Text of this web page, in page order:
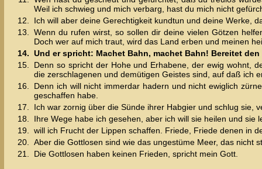
Weil ich schwieg und mich verbarg, hast du mich nicht
12.
Ich will aber deine Gerechtigkeit kundtun und deine Werke,
13.
Wenn du rufen wirst, so sollen dir deine vielen Götzen
Doch wer auf mich traut, wird das Land erben und meinen
14. Und er spricht: Machet Bahn, machet Bahn! Bereitet
15.
Denn so spricht der Hohe und Erhabene, der ewig wohnt,
die zerschlagenen und demütigen Geistes sind, auf daß ich
16.
Denn ich will nicht immerdar hadern und nicht ewiglich
geschaffen habe.
17.
Ich war zornig über die Sünde ihrer Habgier und schlug sie,
18.
Ihre Wege habe ich gesehen, aber ich will sie heilen und
19.
will ich Frucht der Lippen schaffen. Friede, Friede denen in
20.
Aber die Gottlosen sind wie das ungestüme Meer, das nicht
21.
Die Gottlosen haben keinen Frieden, spricht mein Gott.